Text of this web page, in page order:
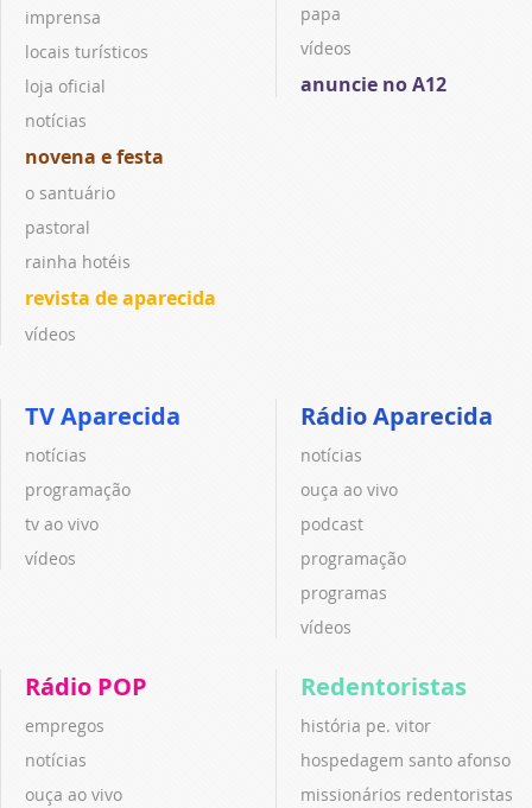
imprensa
locais turísticos
loja oficial
notícias
novena e festa
o santuário
pastoral
rainha hotéis
revista de aparecida
vídeos
papa
vídeos
anuncie no A12
TV Aparecida
notícias
programação
tv ao vivo
vídeos
Rádio Aparecida
notícias
ouça ao vivo
podcast
programação
programas
vídeos
Rádio POP
empregos
notícias
ouça ao vivo
Redentoristas
história pe. vitor
hospedagem santo afonso
missionários redentoristas